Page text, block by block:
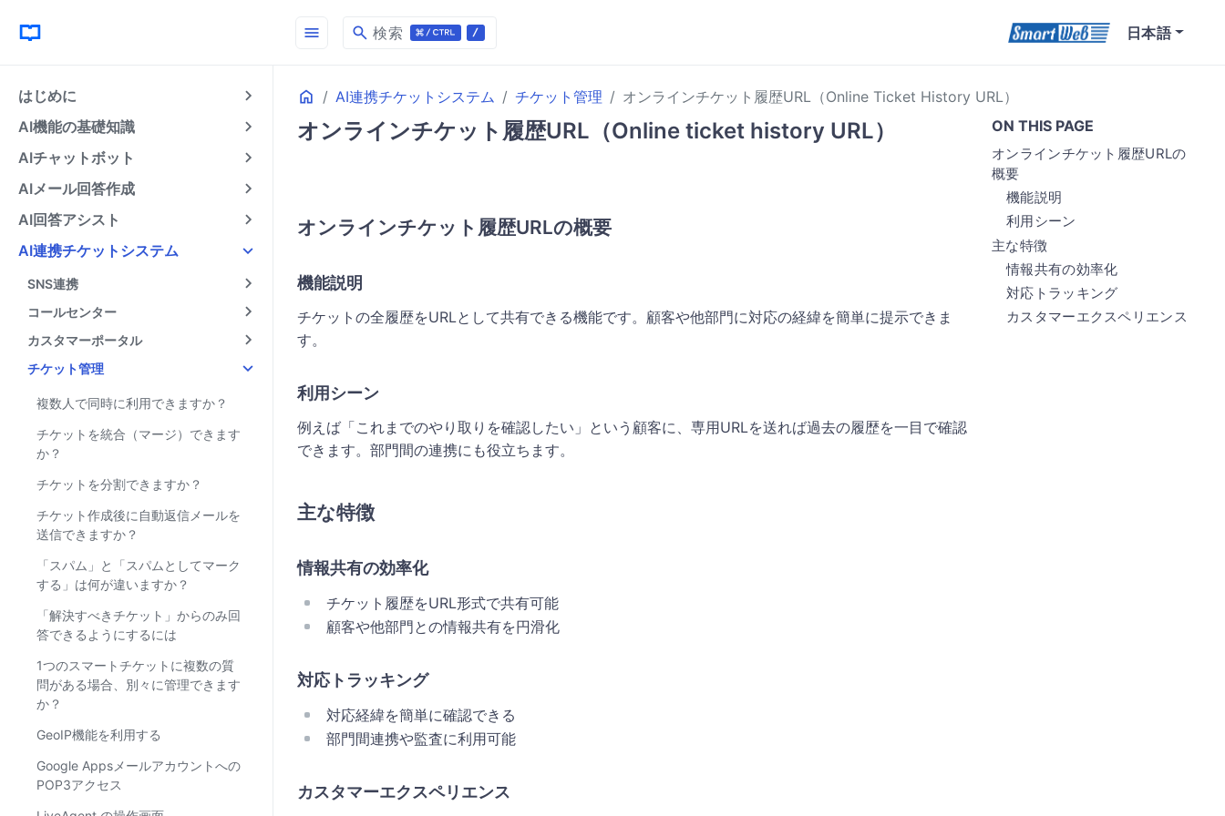
はじめに
AI機能の基礎知識
AIチャットボット
AIメール回答作成
AI回答アシスト
AI連携チケットシステム
SNS連携
コールセンター
カスタマーポータル
チケット管理
複数人で同時に利用できますか？
チケットを統合（マージ）できます
か？
チケットを分割できますか？
チケット作成後に自動返信メールを
送信できますか？
「スパム」と「スパムとしてマーク
する」は何が違いますか？
「解決すべきチケット」からのみ回
答できるようにするには
1つのスマートチケットに複数の質
問がある場合、別々に管理できます
か？
GeoIP機能を利用する
Google Appsメールアカウントへの
POP3アクセス
menu search 検索 日本語
Home AI連携チケットシステム チケット管理
オンラインチケット履歴URL（Online Ticket History URL）
ON THIS PAGE
オンラインチケット履歴URLの
概要
機能説明
利用シーン
主な特徴
情報共有の効率化
対応トラッキング
カスタマーエクスペリエンス
オンラインチケット履歴URL（Online ticket history URL）
オンラインチケット履歴URLの概要
機能説明
チケットの全履歴をURLとして共有できる機能です。顧客や他部門に対応の経緯を簡単に提示できま
す。
利用シーン
例えば「これまでのやり取りを確認したい」という顧客に、専用URLを送れば過去の履歴を一目で確認
できます。部門間の連携にも役立ちます。
主な特徴
情報共有の効率化
チケット履歴をURL形式で共有可能
顧客や他部門との情報共有を円滑化
対応トラッキング
対応経緯を簡単に確認できる
部門間連携や監査に利用可能
カスタマーエクスペリエンス